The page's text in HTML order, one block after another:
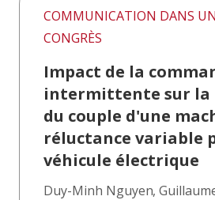
COMMUNICATION DANS UN
CONGRÈS
Impact de la
intermittente sur la
du couple d'une
réluctance variable
véhicule électrique
Duy-Minh Nguyen,